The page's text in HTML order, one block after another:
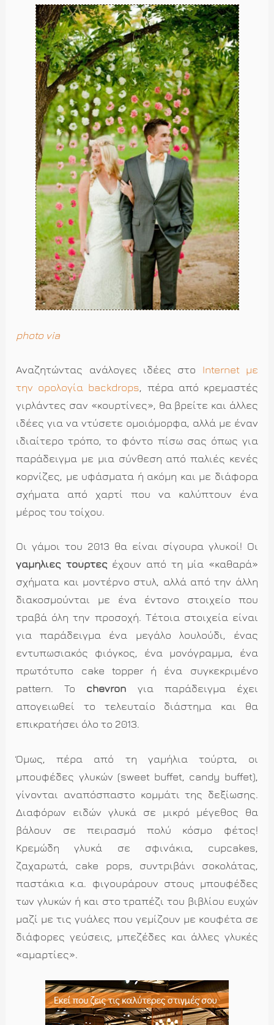
photo via
Αναζητώντας ανάλογες ιδέες στο Internet με
την ορολογία backdrops, πέρα από κρεμαστές
γιρλάντες σαν «κουρτίνες», θα βρείτε και άλλες
ιδέες για να ντύσετε ομοιόμορφα, αλλά με έναν
ιδιαίτερο τρόπο, το φόντο πίσω σας όπως για
παράδειγμα με μια σύνθεση από παλιές κενές
κορνίζες, με υφάσματα ή ακόμη και με διάφορα
σχήματα από χαρτί που να καλύπτουν ένα
μέρος του τοίχου.
Οι γάμοι του 2013 θα είναι σίγουρα γλυκοί! Οι
γαμήλιες τούρτεςέχουν από τη μία «καθαρά»
σχήματα και μοντέρνο στυλ, αλλά από την άλλη
διακοσμούνται με ένα έντονο στοιχείο που
τραβά όλη την προσοχή. Τέτοια στοιχεία είναι
για παράδειγμα ένα μεγάλο λουλούδι, ένας
εντυπωσιακός φιόγκος, ένα μονόγραμμα, ένα
πρωτότυπο cake topper ή ένα συγκεκριμένο
pattern. To chevron για παράδειγμα έχει
απογειωθεί το τελευταίο διάστημα και θα
επικρατήσει όλο το 2013.
Όμως, πέρα από τη γαμήλια τούρτα, οι
μπουφέδες γλυκών (sweet buffet, candy buffet),
γίνονται αναπόσπαστο κομμάτι της δεξίωσης.
Διαφόρων ειδών γλυκά σε μικρό μέγεθος θα
βάλουν σε πειρασμό πολύ κόσμο φέτος!
Κρεμώδη γλυκά σε σφινάκια, cupcakes,
ζαχαρωτά, cake pops, συντριβάνι σοκολάτας,
παστάκια κ.α. φιγουράρουν στους μπουφέδες
των γλυκών ή και στο τραπέζι του βιβλίου ευχών
μαζί με τις γυάλες που γεμίζουν με κουφέτα σε
διάφορες γεύσεις, μπεζέδες και άλλες γλυκές
«αμαρτίες».